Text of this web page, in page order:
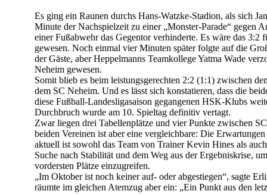
Es ging ein Raunen durchs Hans-Watzke-Stadion, als sich
Minute der Nachspielzeit zu einer „Monster-Parade“ gegen
einer Fußabwehr das Gegentor verhinderte. Es wäre das
gewesen. Noch einmal vier Minuten später folgte auf die
der Gäste, aber Heppelmanns Teamkollege Yatma Wade
Neheim gewesen.
Somit blieb es beim leistungsgerechten 2:2 (1:1) zwischen
dem SC Neheim. Und es lässt sich konstatieren, dass die
diese Fußball-Landesligasaison gegangenen HSK-Klubs
Durchbruch wurde am 10. Spieltag definitiv vertagt.
Zwar liegen drei Tabellenplätze und vier Punkte zwischen
beiden Vereinen ist aber eine vergleichbare: Die
aktuell ist sowohl das Team von Trainer Kevin Hines als
Suche nach Stabilität und dem Weg aus der Ergebniskrise,
vordersten Plätze einzugreifen.
„Im Oktober ist noch keiner auf- oder abgestiegen“, sagte
räumte im gleichen Atemzug aber ein: „Ein Punkt aus den